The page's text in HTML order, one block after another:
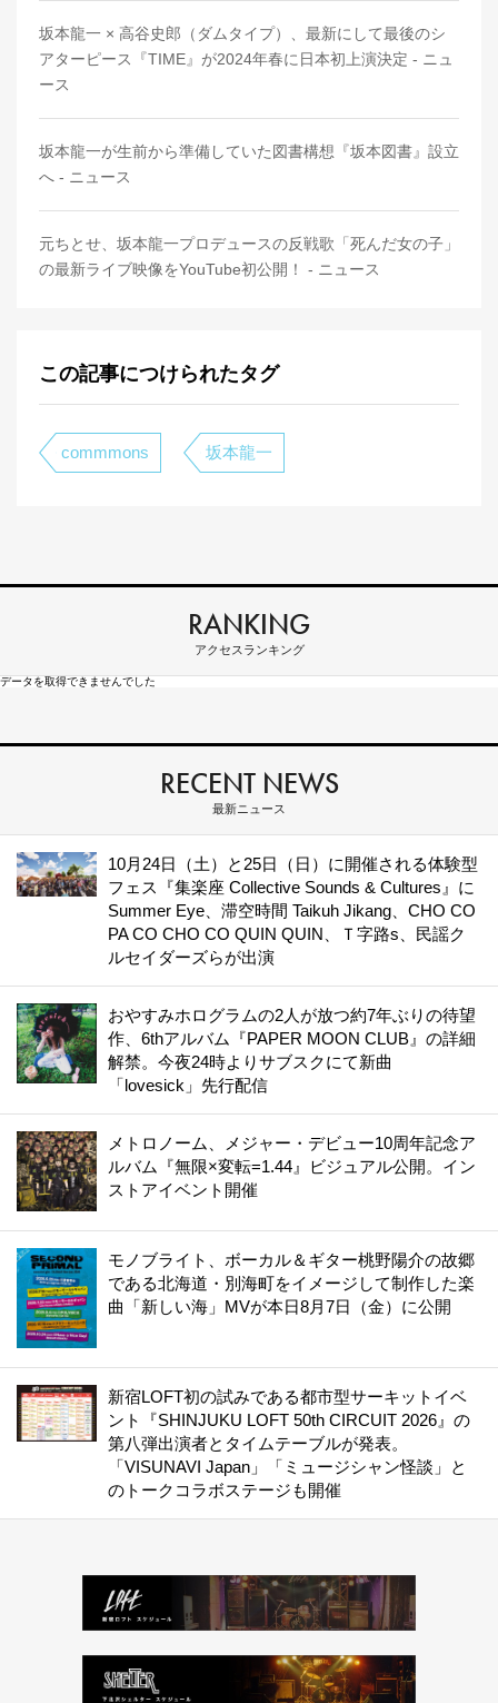
坂本龍一 × 高谷史郎（ダムタイプ）、最新にして最後のシ
アターピース『TIME』が2024年春に日本初上演決定 - ニュ
ース
坂本龍一が生前から準備していた図書構想『坂本図書』設立
へ - ニュース
元ちとせ、坂本龍一プロデュースの反戦歌「死んだ女の子」
の最新ライブ映像をYouTube初公開！ - ニュース
この記事につけられたタグ
commmons 坂本龍一
RANKING
アクセスランキング
データを取得できませんでした
RECENT NEWS
最新ニュース
10月24日（土）と25日（日）に開催される体験型
フェス『集楽座 Collective Sounds & Cultures』に
Summer Eye、滞空時間 Taikuh Jikang、CHO CO
PA CO CHO CO QUIN QUIN、Ｔ字路s、民謡ク
ルセイダーズらが出演
おやすみホログラムの2人が放つ約7年ぶりの待望
作、6thアルバム『PAPER MOON CLUB』の詳細
解禁。今夜24時よりサブスクにて新曲
「lovesick」先行配信
メトロノーム、メジャー・デビュー10周年記念ア
ルバム『無限×変転=1.44』ビジュアル公開。イン
ストアイベント開催
モノブライト、ボーカル＆ギター桃野陽介の故郷
である北海道・別海町をイメージして制作した楽
曲「新しい海」MVが本日8月7日（金）に公開
新宿LOFT初の試みである都市型サーキットイベ
ント『SHINJUKU LOFT 50th CIRCUIT 2026』の
第八弾出演者とタイムテーブルが発表。
「VISUNAVI Japan」「ミュージシャン怪談」と
のトークコラボステージも開催